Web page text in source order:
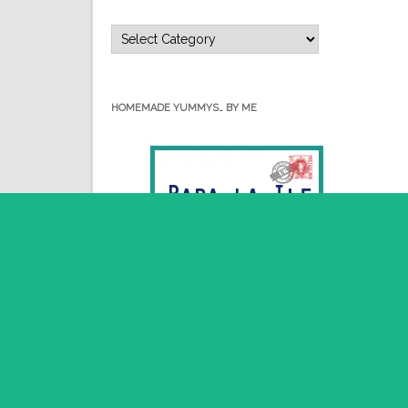
HOMEMADE YUMMYS… BY ME